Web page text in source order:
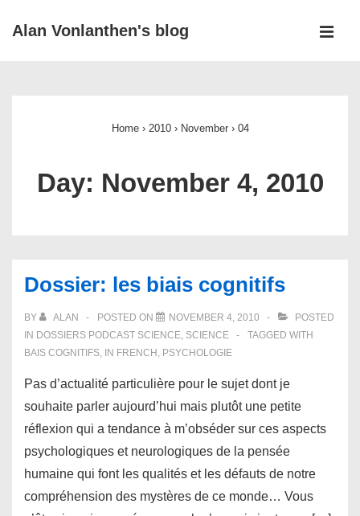
SkipAlan Vonlanthen's blog
Home › 2010 › November › 04
Day: November 4, 2010
Dossier: les biais cognitifs
BY ALAN POSTED ON NOVEMBER 4, 2010
POSTED
IN DOSSIERS PODCAST SCIENCE, SCIENCE
TAGGED WITH
BAIS COGNITIFS, IN FRENCH , PSYCHOLOGIE
Pas d’actualité particulière pour le sujet dont je
souhaite parler aujourd’hui mais plutôt une petite
réflexion qui a tendance à m’obséder sur ces aspects
psychologiques et neurologiques de la pensée
humaine qui font les qualités et les défauts de notre
compréhension des mystères de ce monde… Vous